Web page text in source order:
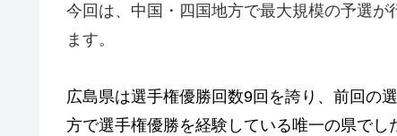
今回は、中国・四国地方で最大規模の予選が
ます。
広島県は選手権優勝回数9回を誇り、前回の
方で選手権優勝を経験している唯一の県でし